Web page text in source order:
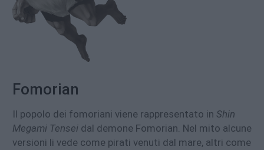
Fomorian
Il popolo dei fomoriani viene rappresentato in Shin
Megami Tensei dal demone Fomorian. Nel mito alcune
versioni li vede come pirati venuti dal mare, altri come